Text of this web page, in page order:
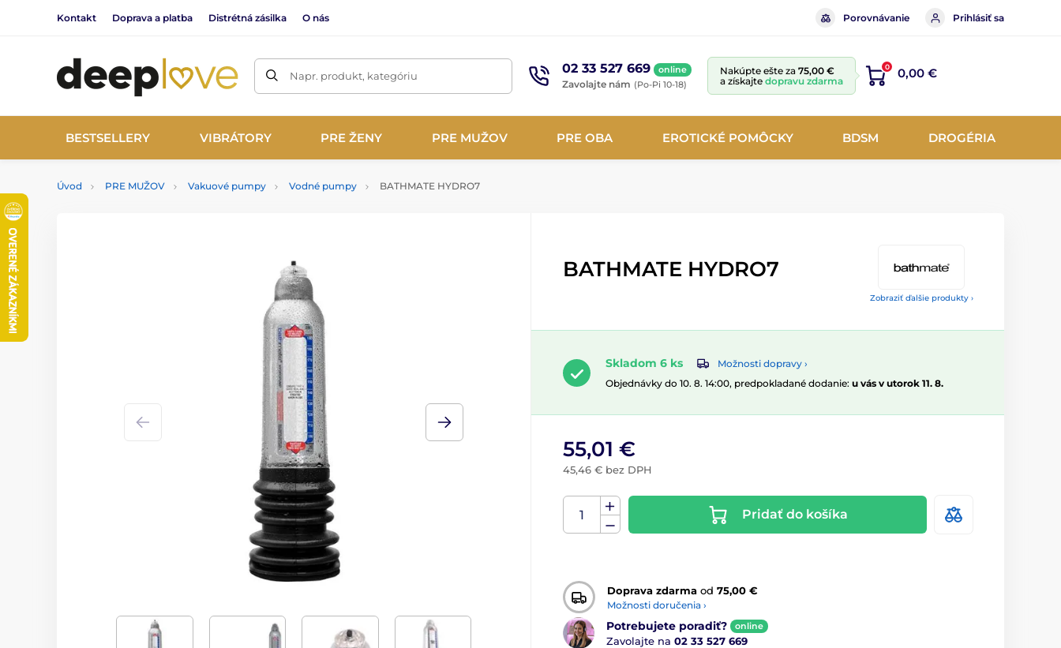
Kontakt Doprava a platba Distrétná zásilka O nás Porovnávanie Prihlásiť sa
Napr. produkt, kategóriu 02 33 527 669 online
Zavolajte nám (Po-Pi 10-18)
Nakúpte ešte za 75,00 €
a získajte dopravu zdarma
0 0,00 €
BESTSELLERY VIBRÁTORY PRE ŽENY PRE MUŽOV PRE OBA EROTICKÉ POMÔCKY BDSM DROGÉRIA
Úvod PRE MUŽOV Vakuové pumpy Vodné pumpy BATHMATE HYDRO7
Zobraziť ďalšie produkty ›
BATHMATE HYDRO7
Skladom 6 ks
Možnosti dopravy ›
Objednávky do 10. 8. 14:00, predpokladané dodanie: u vás v utorok 11. 8.
55,01 €
45,46 € bez DPH
Pridať do košíka
Doprava zdarma od 75,00 €
Možnosti doručenia ›
Potrebujete poradiť? online
Zavolajte na 02 33 527 669